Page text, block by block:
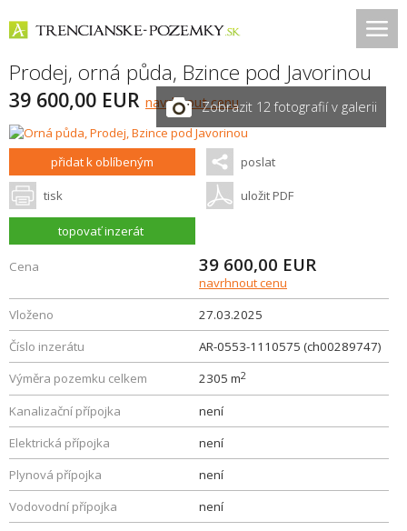
Prodej, orná půda, Bzince pod Javorinou
39 600,00 EUR navrhnout cenuZobrazit 12 fotografií v galerii
přidat k oblíbeným poslat
tisk uložit PDF
topovať inzerát
Cena 39 600,00 EUR
navrhnout cenu
Vloženo
27.03.2025
Číslo inzerátu
AR-0553-1110575 (ch00289747)
Výměra pozemku celkem
2305 m2
Kanalizační přípojka
není
Elektrická přípojka
není
Plynová přípojka
není
Vodovodní přípojka
není